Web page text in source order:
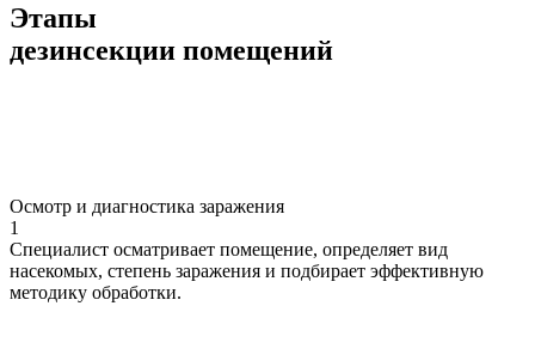
Этапы
дезинсекции помещений
Осмотр и диагностика заражения
1
Специалист осматривает помещение, определяет вид
насекомых, степень заражения и подбирает эффективную
методику обработки.